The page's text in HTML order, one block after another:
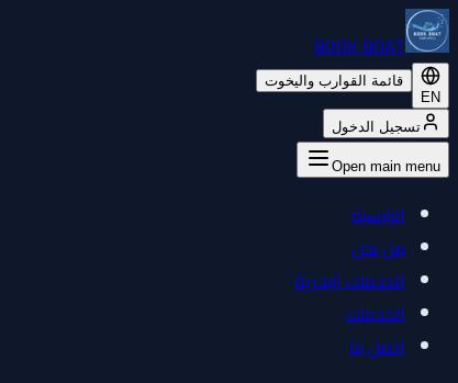
BOOK BOAT
EN
قائمة القوارب واليخوت
تسجيل الدخول
Open main menu
الرئيسية
من نحن
الخدمات البحرية
الخدمات
اتصل بنا